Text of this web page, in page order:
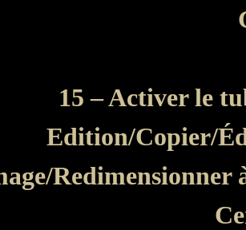
15 – Activer le
Edition/Copier/
Redimensionner